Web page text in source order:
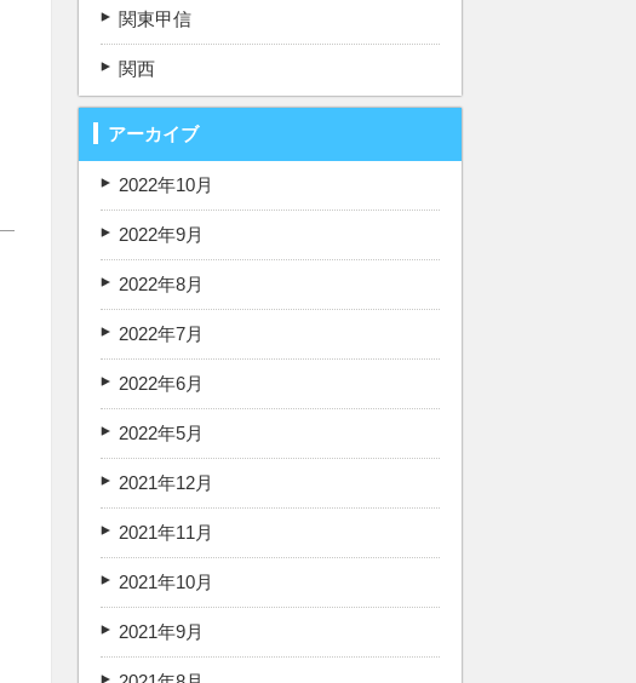
関東甲信
関西
アーカイブ
2022年10月
2022年9月
2022年8月
2022年7月
2022年6月
2022年5月
2021年12月
2021年11月
2021年10月
2021年9月